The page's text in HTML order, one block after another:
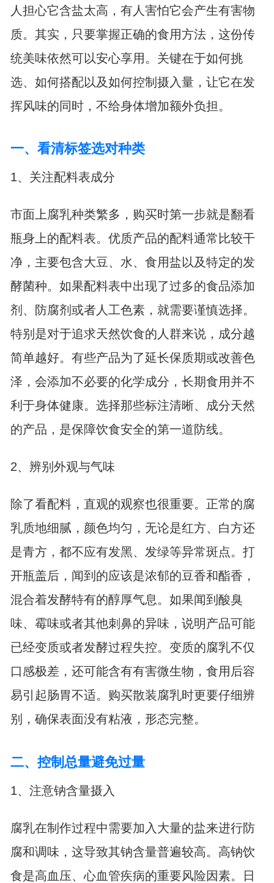
人担心它含盐太高，有人害怕它会产生有害物
质。其实，只要掌握正确的食用方法，这份传
统美味依然可以安心享用。关键在于如何挑
选、如何搭配以及如何控制摄入量，让它在发
挥风味的同时，不给身体增加额外负担。
一、看清标签选对种类
1、关注配料表成分
市面上腐乳种类繁多，购买时第一步就是翻看
瓶身上的配料表。优质产品的配料通常比较干
净，主要包含大豆、水、食用盐以及特定的发
酵菌种。如果配料表中出现了过多的食品添加
剂、防腐剂或者人工色素，就需要谨慎选择。
特别是对于追求天然饮食的人群来说，成分越
简单越好。有些产品为了延长保质期或改善色
泽，会添加不必要的化学成分，长期食用并不
利于身体健康。选择那些标注清晰、成分天然
的产品，是保障饮食安全的第一道防线。
2、辨别外观与气味
除了看配料，直观的观察也很重要。正常的腐
乳质地细腻，颜色均匀，无论是红方、白方还
是青方，都不应有发黑、发绿等异常斑点。打
开瓶盖后，闻到的应该是浓郁的豆香和酯香，
混合着发酵特有的醇厚气息。如果闻到酸臭
味、霉味或者其他刺鼻的异味，说明产品可能
已经变质或者发酵过程失控。变质的腐乳不仅
口感极差，还可能含有有害微生物，食用后容
易引起肠胃不适。购买散装腐乳时更要仔细辨
别，确保表面没有粘液，形态完整。
二、控制总量避免过量
1、注意钠含量摄入
腐乳在制作过程中需要加入大量的盐来进行防
腐和调味，这导致其钠含量普遍较高。高钠饮
食是高血压、心血管疾病的重要风险因素。日